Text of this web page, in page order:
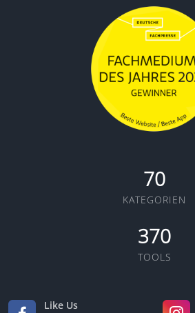
70
KATEGORIEN
370
TOOLS
Like Us